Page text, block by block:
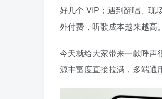
好几个 VIP；遇到翻唱、现
外付费，听歌成本越来越高。
今天就给大家带来一款呼
源丰富度直接拉满，多端通